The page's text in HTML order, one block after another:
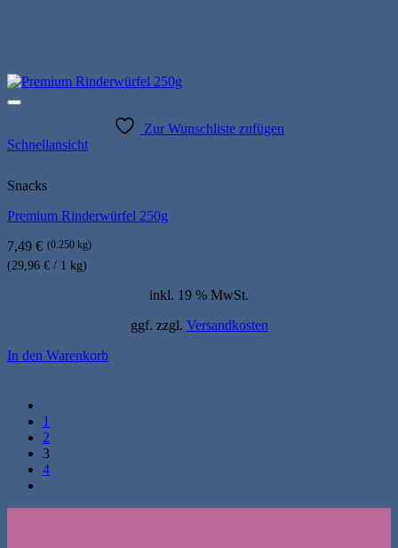
Zur Wunschliste zufügen
Schnellansicht
Snacks
Premium Rinderwürfel 250g
7,49 € (0.250 kg)
(29,96 € / 1 kg)
inkl. 19 % MwSt.
ggf. zzgl. Versandkosten
In den Warenkorb
1
2
3
4